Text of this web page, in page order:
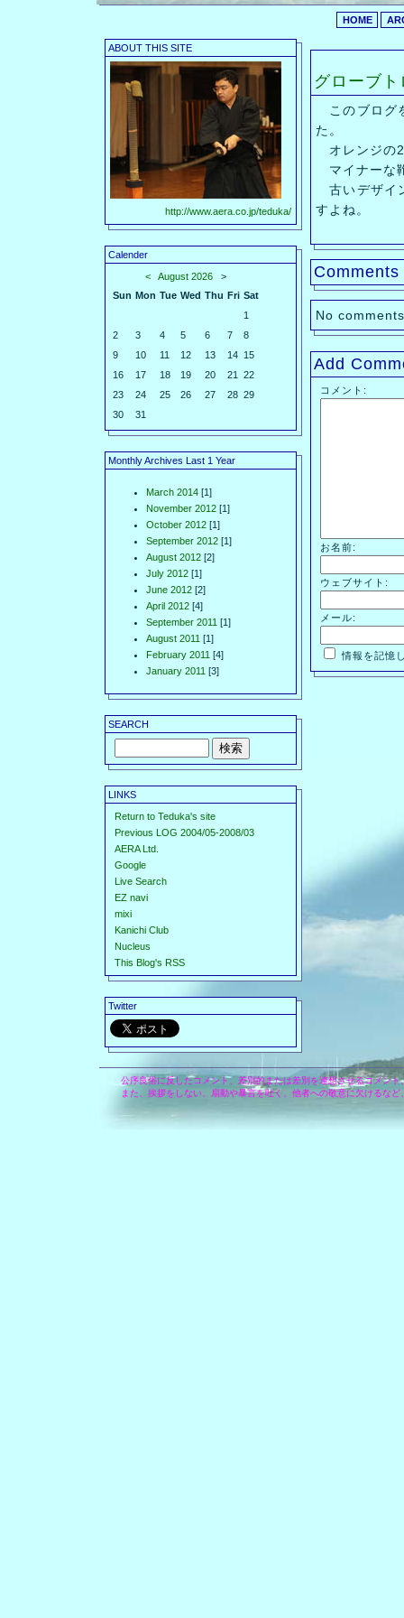
HOME
ABOUT THIS SITE
http://www.aera.co.jp/teduka/
Calender
<
August 2026 >
Sun Mon Tue Wed Thu Fri Sat
1
2
3 4 5 6 7
8
9
10 11 12 13 14 15
16
17 18 19 20 21
22
23
24 25 26 27 28 29
30
31
Monthly Archives Last 1 Year
March 2014 [1]
November 2012 [1]
October 2012 [1]
September 2012 [1]
August 2012 [2]
July 2012 [1]
June 2012 [2]
April 2012 [4]
September 2011 [1]
August 2011 [1]
February 2011 [4]
January 2011 [3]
SEARCH
LINKS
Return to Teduka's site
Previous LOG 2004/05-2008/03
AERA Ltd.
Google
Live Search
EZ navi
mixi
Kanichi Club
Nucleus
This Blog's RSS
Twitter
グローブ
このブログ
た。
オレンジの
マイナーな
古いデザイ
すよね。
Comments
No
Add
コメント:
お名前:
ウェブサイト:
メール:
情報を記憶
公序良俗に反したコメント、差別的または差別を連想させるコメン
また、挨拶をしない、扇動や暴言を吐く、他者への敬意に欠けるな